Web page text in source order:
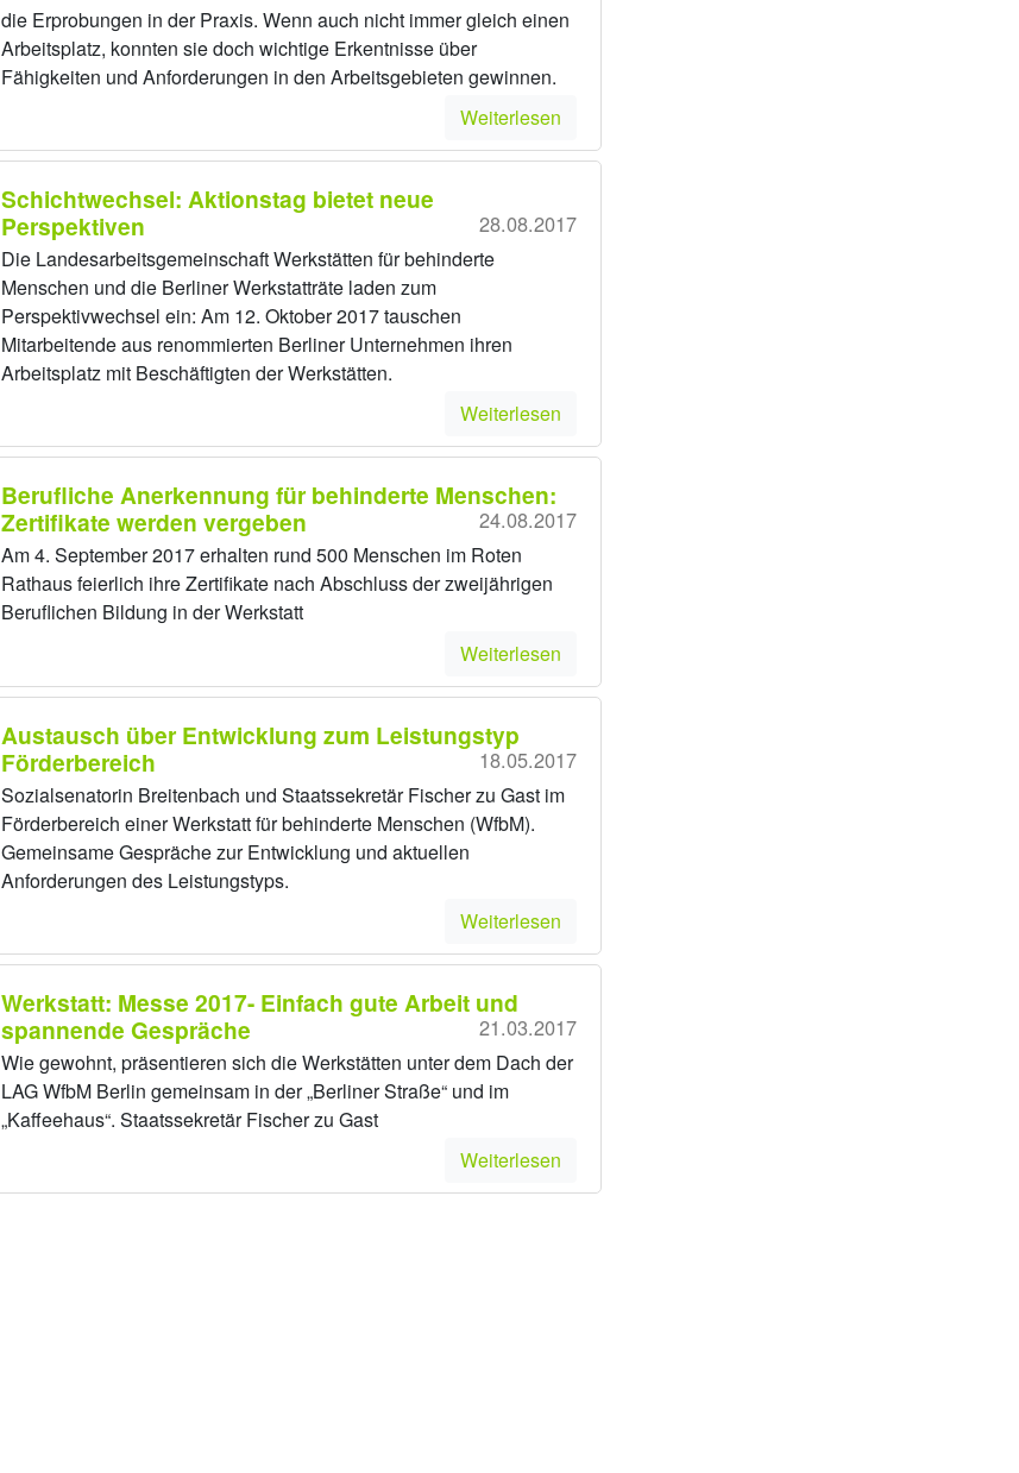
die Erprobungen in der Praxis. Wenn auch nicht immer gleich einen
Arbeitsplatz, konnten sie doch wichtige Erkentnisse über
Fähigkeiten und Anforderungen in den Arbeitsgebieten gewinnen.
Weiterlesen
Schichtwechsel: Aktionstag bietet neue
Perspektiven
28.08.2017
Die Landesarbeitsgemeinschaft Werkstätten für behinderte
Menschen und die Berliner Werkstatträte laden zum
Perspektivwechsel ein: Am 12. Oktober 2017 tauschen
Mitarbeitende aus renommierten Berliner Unternehmen ihren
Arbeitsplatz mit Beschäftigten der Werkstätten.
Weiterlesen
Berufliche Anerkennung für behinderte Menschen:
Zertifikate werden vergeben
24.08.2017
Am 4. September 2017 erhalten rund 500 Menschen im Roten
Rathaus feierlich ihre Zertifikate nach Abschluss der zweijährigen
Beruflichen Bildung in der Werkstatt
Weiterlesen
Austausch über Entwicklung zum Leistungstyp
Förderbereich
18.05.2017
Sozialsenatorin Breitenbach und Staatssekretär Fischer zu Gast im
Förderbereich einer Werkstatt für behinderte Menschen (WfbM).
Gemeinsame Gespräche zur Entwicklung und aktuellen
Anforderungen des Leistungstyps.
Weiterlesen
Werkstatt: Messe 2017- Einfach gute Arbeit und
spannende Gespräche
21.03.2017
Wie gewohnt, präsentieren sich die Werkstätten unter dem Dach der
LAG WfbM Berlin gemeinsam in der „Berliner Straße“ und im
„Kaffeehaus“. Staatssekretär Fischer zu Gast
Weiterlesen